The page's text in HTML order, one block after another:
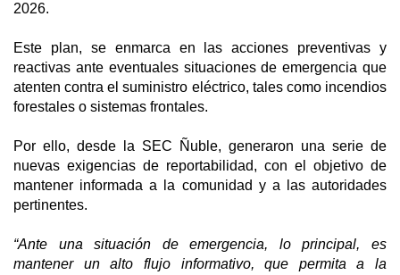
2026.
Este plan, se enmarca en las acciones preventivas y
reactivas ante eventuales situaciones de emergencia que
atenten contra el suministro eléctrico, tales como incendios
forestales o sistemas frontales.
Por ello, desde la SEC Ñuble, generaron una serie de
nuevas exigencias de reportabilidad, con el objetivo de
mantener informada a la comunidad y a las autoridades
pertinentes.
“Ante una situación de emergencia, lo principal, es
mantener un alto flujo informativo, que permita a la